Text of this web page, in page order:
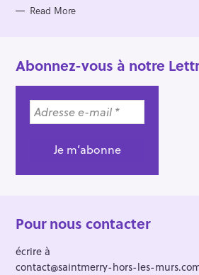
S Read More
Abonnez-vous à notre
Pour nous contacter
écrire à
contact@saintmerry-hors-les-